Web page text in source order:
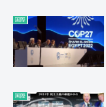
国際
国際